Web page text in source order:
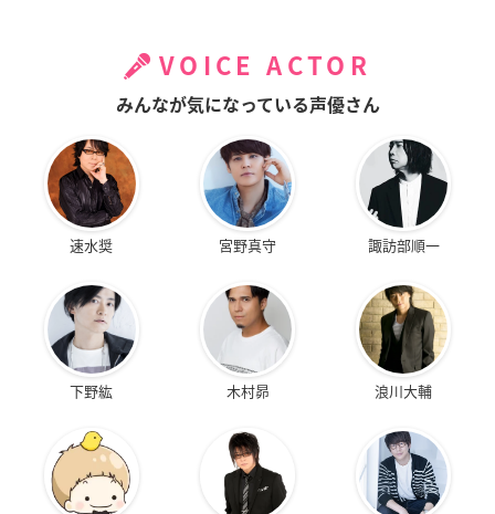
VOICE ACTOR
みんなが気になっている声優さん
速水奨 宮野真守 諏訪部順一
下野紘 木村昴 浪川大輔